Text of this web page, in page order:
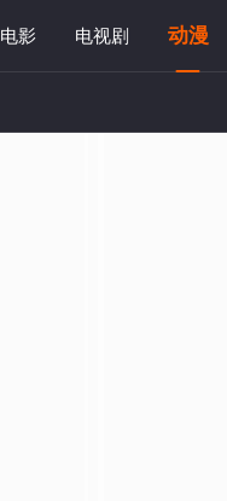
电影 电视剧 动漫